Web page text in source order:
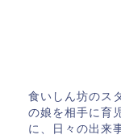
食いしん坊のス
の娘を相手に育
に、日々の出来